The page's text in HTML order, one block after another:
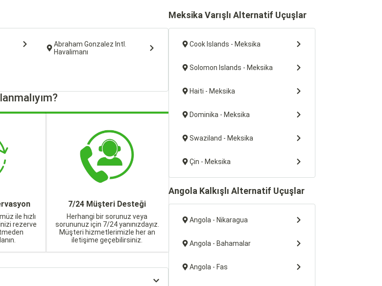
Abraham Gonzalez Intl.
Havalimanı
ile hızlı
rezerve
7/24 Müşteri Desteği
Herhangi bir sorunuz veya
sorununuz için 7/24 yanınızdayız.
Müşteri hizmetlerimizle her an
iletişime geçebilirsiniz.
Meksika Varışlı Alternatif Uçuşlar
Cook Islands - Meksika
Solomon Islands - Meksika
Haiti - Meksika
Dominika - Meksika
Swaziland - Meksika
Çin - Meksika
Angola Kalkışlı Alternatif Uçuşlar
Angola - Nikaragua
Angola - Bahamalar
Angola - Fas